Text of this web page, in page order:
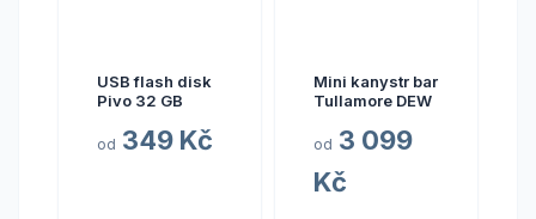
USB flash disk
Pivo 32 GB
od 349 Kč
Mini kanystr bar
Tullamore DEW
od 3 099
Kč